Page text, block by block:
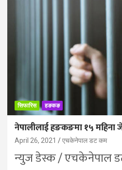
सिफारिस हङकङ
नेपालीलाई हङकङमा १५
April 26, 2021 एचकेनेपाल डट कम
न्युज डेस्क / एचकेनेपाल